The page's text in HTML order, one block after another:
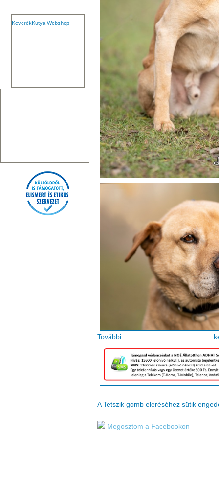
KeverékKutya Webshop
A Tetszik gomb eléréséhez sütik
Megosztom a Facebookon